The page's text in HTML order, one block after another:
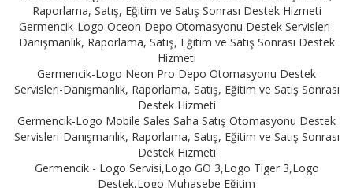
Raporlama, Satış, Eğitim ve Satış Sonrası Destek Hizmeti
Germencik-Logo Oceon Depo Otomasyonu Destek Servisleri-
Danışmanlık, Raporlama, Satış, Eğitim ve Satış Sonrası Destek
Hizmeti
Germencik-Logo Neon Pro Depo Otomasyonu Destek
Servisleri-Danışmanlık, Raporlama, Satış, Eğitim ve Satış Sonrası
Destek Hizmeti
Germencik-Logo Mobile Sales Saha Satış Otomasyonu Destek
Servisleri-Danışmanlık, Raporlama, Satış, Eğitim ve Satış Sonrası
Destek Hizmeti
Germencik - Logo Servisi,Logo GO 3,Logo Tiger 3,Logo
Destek,Logo Muhasebe Eğitim